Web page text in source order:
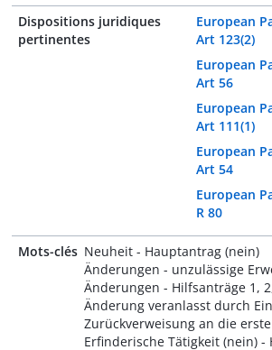
Dispositions juridiques
pertinentes
European
Art 123(2)
European
Art 56
European
Art 111(1)
European
Art 54
European
R 80
Mots-clés Neuheit - Hauptantrag (nein)
Änderungen - unzulässige
Änderungen - Hilfsanträge 1,
Änderung veranlasst durch
Zurückverweisung an die
Erfinderische Tätigkeit (nein) -